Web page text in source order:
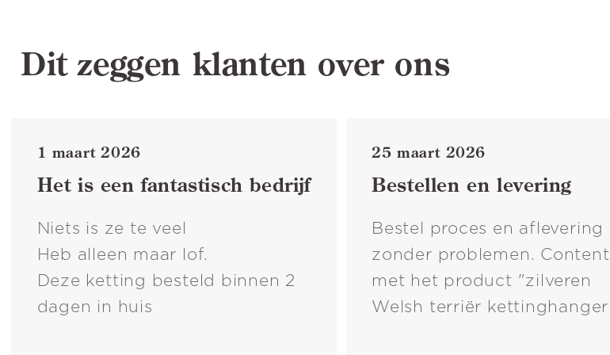
Dit zeggen klanten over ons
1 maart 2026
Het is een fantastisch bedrijf
Niets is ze te veel
Heb alleen maar lof.
Deze ketting besteld binnen 2
dagen in huis
25 maart 2026
Bestellen en levering
Bestel proces en aflevering
zonder problemen. Content
met het product "zilveren
Welsh terriër kettinghanger